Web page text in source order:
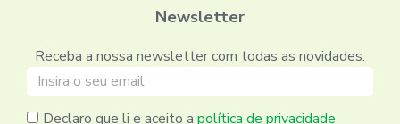
Newsletter
Receba a nossa newsletter com todas as novidades.
Declaro que li e aceito a política de privacidade